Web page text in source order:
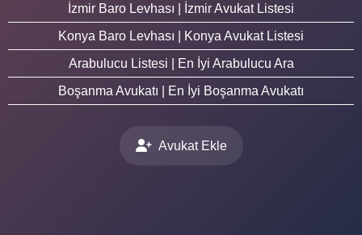
İzmir Baro Levhası | İzmir Avukat Listesi
Konya Baro Levhası | Konya Avukat Listesi
Arabulucu Listesi | En İyi Arabulucu Ara
Boşanma Avukatı | En İyi Boşanma Avukatı
Avukat Ekle